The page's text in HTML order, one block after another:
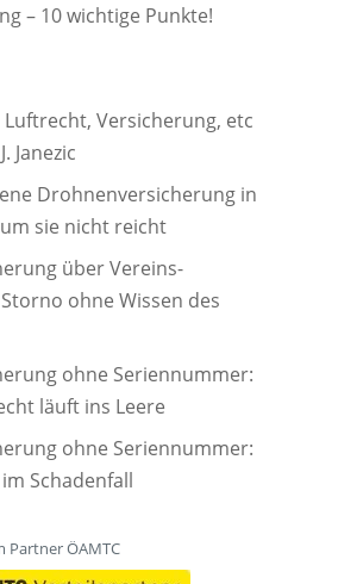
– 10 wichtige Punkte!
Versicherung, etc
Janezic
Drohnenversicherung in
sie nicht reicht
über Vereins-
ohne Wissen des
ohne Seriennummer:
läuft ins Leere
ohne Seriennummer:
Schadenfall
Partner ÖAMTC